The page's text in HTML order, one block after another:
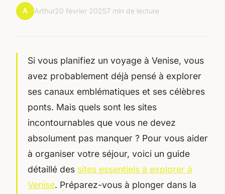
A Arthur20 février 20257 min de lecture
Si vous planifiez un voyage à Venise, vous
avez probablement déjà pensé à explorer
ses canaux emblématiques et ses célèbres
ponts. Mais quels sont les sites
incontournables que vous ne devez
absolument pas manquer ? Pour vous aider
à organiser votre séjour, voici un guide
détaillé des sites essentiels à explorer à
Venise. Préparez-vous à plonger dans la